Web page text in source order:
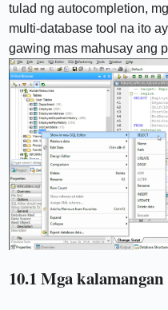
tulad ng autocompletion,
multi-database tool na ito
gawing mas mahusay ang
10.1 Mga kalamangan